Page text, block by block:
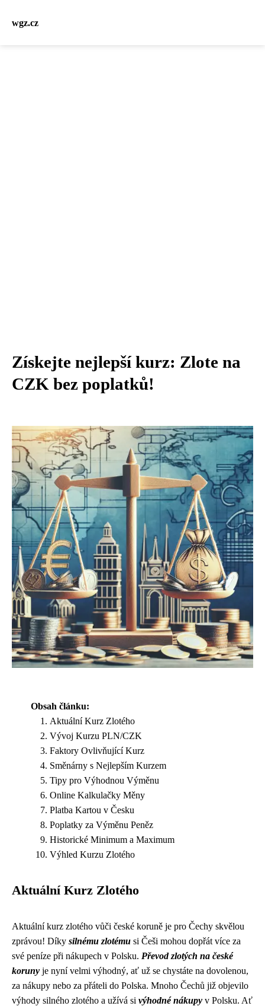
wgz.cz
Získejte nejlepší kurz: Zlote na
CZK bez poplatků!
Obsah článku:
Aktuální Kurz Zlotého
Vývoj Kurzu PLN/CZK
Faktory Ovlivňující Kurz
Směnárny s Nejlepším Kurzem
Tipy pro Výhodnou Výměnu
Online Kalkulačky Měny
Platba Kartou v Česku
Poplatky za Výměnu Peněz
Historické Minimum a Maximum
Výhled Kurzu Zlotého
Aktuální Kurz Zlotého
Aktuální kurz zlotého vůči české koruně je pro Čechy skvělou
zprávou! Díky silnému zlotému si Češi mohou dopřát více za
své peníze při nákupech v Polsku. Převod zlotých na české
koruny je nyní velmi výhodný, ať už se chystáte na dovolenou,
za nákupy nebo za přáteli do Polska. Mnoho Čechů již objevilo
výhody silného zlotého a užívá si výhodné nákupy v Polsku. Ať